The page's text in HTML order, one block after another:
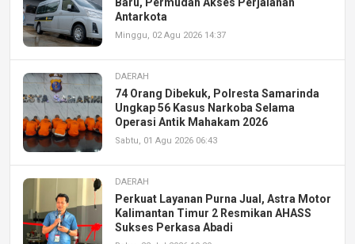
Baru, Permudah Akses Perjalanan
Antarkota
Minggu, 02 Agu 2026 14:37
DAERAH
74 Orang Dibekuk, Polresta Samarinda
Ungkap 56 Kasus Narkoba Selama
Operasi Antik Mahakam 2026
Sabtu, 01 Agu 2026 06:43
DAERAH
Perkuat Layanan Purna Jual, Astra Motor
Kalimantan Timur 2 Resmikan AHASS
Sukses Perkasa Abadi